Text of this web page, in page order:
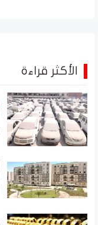
الأكثر قراءة